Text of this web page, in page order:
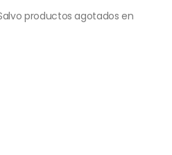
productos agotados en